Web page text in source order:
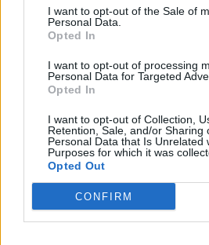
I want to opt-out of the Sale of
Personal Data.
Opted In
I want to opt-out of processing
Personal Data for Targeted
Opted In
I want to opt-out of Collection,
Retention, Sale, and/or Sharing
Personal Data that Is Unrelated
Purposes for which it was
Opted Out
CONFIRM
και την πολιτική
X